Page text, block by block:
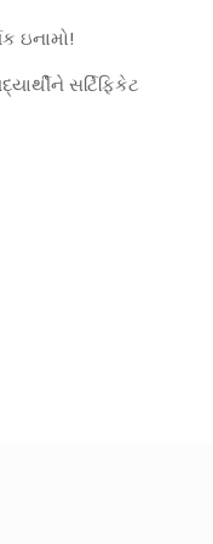
ઇનામો!
સર્ટિફિકેટ